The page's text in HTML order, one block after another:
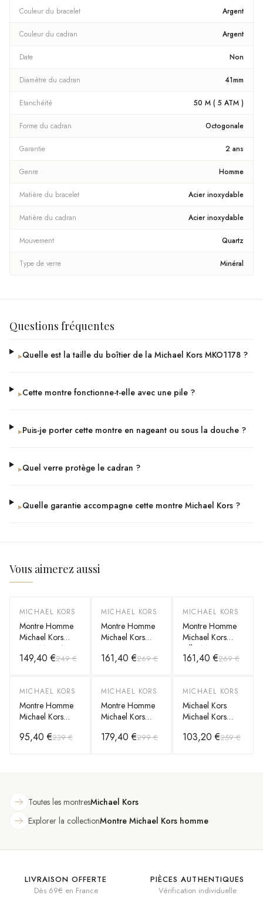
Couleur du bracelet Argent
Couleur du cadran Argent
Date Non
Diamètre du cadran 41mm
Etanchéité 50 M ( 5 ATM )
Forme du cadran Octogonale
Garantie 2 ans
Genre Homme
Matière du bracelet Acier inoxydable
Matière du cadran Acier inoxydable
Mouvement Quartz
Type de verre Minéral
Questions fréquentes
▸Quelle est la taille du boîtier de la Michael Kors MKO1178 ?
▸Cette montre fonctionne-t-elle avec une pile ?
▸Puis-je porter cette montre en nageant ou sous la douche ?
▸Quel verre protège le cadran ?
▸Quelle garantie accompagne cette montre Michael Kors ?
Vous aimerez aussi
-40%
MICHAEL KORS
Montre Homme
Michael Kors
Sage MK9212
argentée bracelet
149,40 €249 €
-40%
MICHAEL KORS
Montre Homme
Michael Kors
MK9196
161,40 €269 €
-40%
MICHAEL KORS
Montre Homme
Michael Kors
Billie MK9222
argentée bracelet
161,40 €269 €
-60%
MICHAEL KORS
Montre Homme
Michael Kors
95,40 €239 €
-40%
MICHAEL KORS
Montre Homme
Michael Kors
MK9242
179,40 €299 €
-60%
MICHAEL KORS
Michael Kors
Michael Kors
Argent
103,20 €259 €
Toutes les montresMichael Kors
Explorer la collectionMontre Michael Kors homme
LIVRAISON OFFERTE
Dès 69€ en France
PIÈCES AUTHENTIQUES
Vérification individuelle